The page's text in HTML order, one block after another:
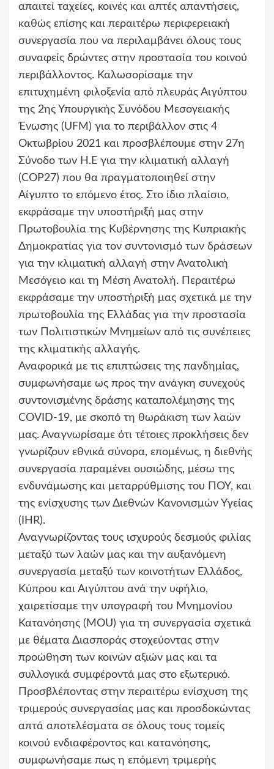
απαιτεί ταχείες, κοινές και απτές απαντήσεις,
καθώς επίσης και περαιτέρω περιφερειακή
συνεργασία που να περιλαμβάνει όλους τους
συναφείς δρώντες στην προστασία του κοινού
περιβάλλοντος. Καλωσορίσαμε την
επιτυχημένη φιλοξενία από πλευράς Αιγύπτου
της 2ης Υπουργικής Συνόδου Μεσογειακής
Ένωσης (UFM) για το περιβάλλον στις 4
Οκτωβρίου 2021 και προσβλέπουμε στην 27η
Σύνοδο των Η.Ε για την κλιματική αλλαγή
(COP27) που θα πραγματοποιηθεί στην
Αίγυπτο το επόμενο έτος. Στο ίδιο πλαίσιο,
εκφράσαμε την υποστήριξή μας στην
Πρωτοβουλία της Κυβέρνησης της Κυπριακής
Δημοκρατίας για τον συντονισμό των δράσεων
για την κλιματική αλλαγή στην Ανατολική
Μεσόγειο και τη Μέση Ανατολή. Περαιτέρω
εκφράσαμε την υποστήριξή μας σχετικά με την
πρωτοβουλία της Ελλάδας για την προστασία
των Πολιτιστικών Μνημείων από τις συνέπειες
της κλιματικής αλλαγής.
Αναφορικά με τις επιπτώσεις της πανδημίας,
συμφωνήσαμε ως προς την ανάγκη συνεχούς
συντονισμένης δράσης καταπολέμησης της
COVID-19, με σκοπό τη θωράκιση των λαών
μας. Αναγνωρίσαμε ότι τέτοιες προκλήσεις δεν
γνωρίζουν εθνικά σύνορα, επομένως, η διεθνής
συνεργασία παραμένει ουσιώδης, μέσω της
ενδυνάμωσης και μεταρρύθμισης του ΠΟΥ, και
της ενίσχυσης των Διεθνών Κανονισμών Υγείας
(IHR).
Αναγνωρίζοντας τους ισχυρούς δεσμούς φιλίας
μεταξύ των λαών μας και την αυξανόμενη
συνεργασία μεταξύ των κοινοτήτων Ελλάδος,
Κύπρου και Αιγύπτου ανά την υφήλιο,
χαιρετίσαμε την υπογραφή του Μνημονίου
Κατανόησης (MOU) για τη συνεργασία σχετικά
με θέματα Διασποράς στοχεύοντας στην
προώθηση των κοινών αξιών μας και τα
συλλογικά συμφέροντά μας στο εξωτερικό.
Προσβλέποντας στην περαιτέρω ενίσχυση της
τριμερούς συνεργασίας μας και προσδοκώντας
απτά αποτελέσματα σε όλους τους τομείς
κοινού ενδιαφέροντος και κατανόησης,
συμφωνήσαμε πως η επόμενη τριμερής